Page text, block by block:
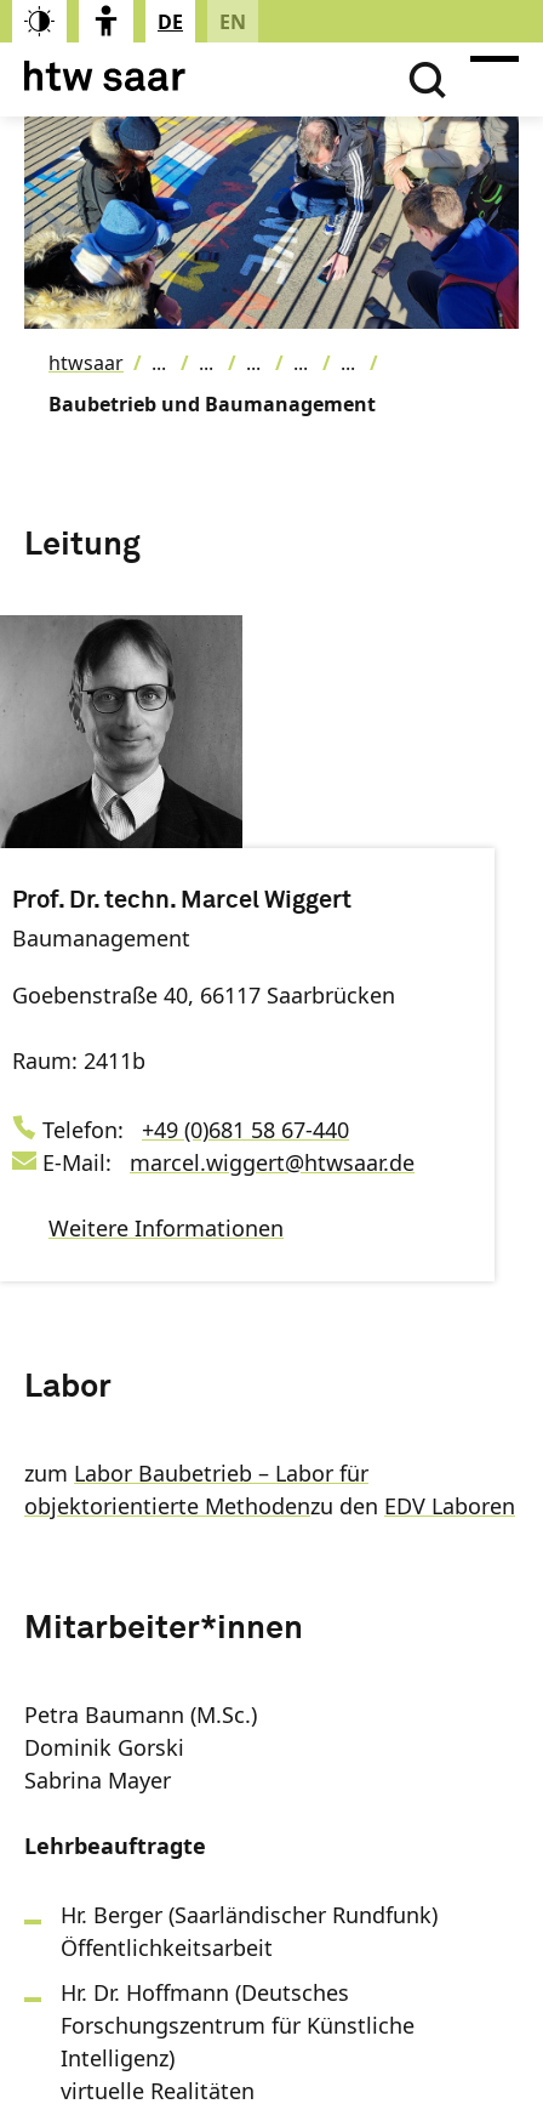
DE EN
htwsaar
Baubetrieb und Baumanagement
Leitung
Prof. Dr. techn. Marcel Wiggert
Baumanagement
Goebenstraße 40, 66117 Saarbrücken
Raum: 2411b
Telefon:
+49 (0)681 58 67-440
E-Mail:
marcel.wiggert@htwsaar.de
Weitere Informationen
Labor
zum Labor Baubetrieb – Labor für
objektorientierte Methodenzu den EDV Laboren
Mitarbeiter*innen
Petra Baumann (M.Sc.)
Dominik Gorski
Sabrina Mayer
Lehrbeauftragte
Hr. Berger (Saarländischer Rundfunk)
Öffentlichkeitsarbeit
Hr. Dr. Hoffmann (Deutsches
Forschungszentrum für Künstliche
Intelligenz)
virtuelle Realitäten